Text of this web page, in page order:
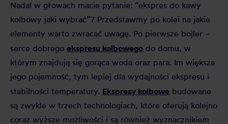
Nadal w głowach macie pytanie: “ekspres do kawy
kolbowy jaki wybrać”? Przedstawmy po kolei na jakie
elementy warto zwracać uwagę. Po pierwsze bojler –
serce dobrego ekspresu kolbowego do domu, w
którym znajdują się gorąca woda oraz para. Im większa
jego pojemność, tym lepiej dla wydajności ekspresu i
stabilności temperatury. Ekspresy kolbowe budowane
są zwykle w trzech technologiach, które oferują kolejno
coraz wyższe możliwości i są również wyznacznikiem